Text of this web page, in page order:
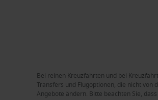
Bei reinen Kreuzfahrten und bei
Transfers und Flugoptionen, die nicht
Angebote ändern. Bitte beachten Sie,